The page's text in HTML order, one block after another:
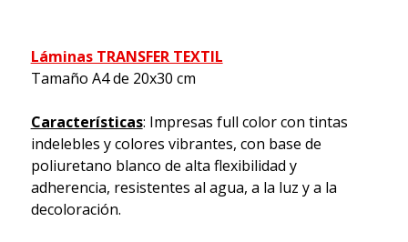
Láminas TRANSFER TEXTIL
Tamaño A4 de 20x30 cm
Características: Impresas full color con tintas
indelebles y colores vibrantes, con base de
poliuretano blanco de alta flexibilidad y
adherencia, resistentes al agua, a la luz y a la
decoloración.